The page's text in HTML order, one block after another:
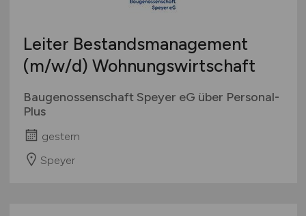
Leiter Bestandsmanagement
(m/w/d) Wohnungswirtschaft
Baugenossenschaft Speyer eG über Personal-
Plus
gestern
Speyer